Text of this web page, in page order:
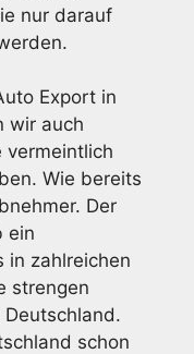
nur darauf
Export in
wir auch
vermeintlich
Wie bereits
Der
ein
in zahlreichen
strengen
schon